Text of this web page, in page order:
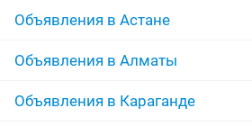
информационный менеджер
менеджер пункта
Объявления в Астане
Объявления в Алматы
Объявления в Караганде